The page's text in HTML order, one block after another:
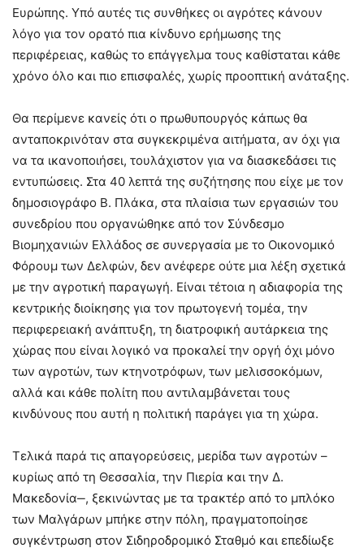
Ευρώπης. Υπό αυτές τις συνθήκες οι αγρότες κάνουν
λόγο για τον ορατό πια κίνδυνο ερήμωσης της
περιφέρειας, καθώς το επάγγελμα τους καθίσταται κάθε
χρόνο όλο και πιο επισφαλές, χωρίς προοπτική ανάταξης.
Θα περίμενε κανείς ότι ο πρωθυπουργός κάπως θα
ανταποκρινόταν στα συγκεκριμένα αιτήματα, αν όχι για
να τα ικανοποιήσει, τουλάχιστον για να διασκεδάσει τις
εντυπώσεις. Στα 40 λεπτά της συζήτησης που είχε με τον
δημοσιογράφο Β. Πλάκα, στα πλαίσια των εργασιών του
συνεδρίου που οργανώθηκε από τον Σύνδεσμο
Βιομηχανιών Ελλάδος σε συνεργασία με το Οικονομικό
Φόρουμ των Δελφών, δεν ανέφερε ούτε μια λέξη σχετικά
με την αγροτική παραγωγή. Είναι τέτοια η αδιαφορία της
κεντρικής διοίκησης για τον πρωτογενή τομέα, την
περιφερειακή ανάπτυξη, τη διατροφική αυτάρκεια της
χώρας που είναι λογικό να προκαλεί την οργή όχι μόνο
των αγροτών, των κτηνοτρόφων, των μελισσοκόμων,
αλλά και κάθε πολίτη που αντιλαμβάνεται τους
κινδύνους που αυτή η πολιτική παράγει για τη χώρα.
Τελικά παρά τις απαγορεύσεις, μερίδα των αγροτών –
κυρίως από τη Θεσσαλία, την Πιερία και την Δ.
Μακεδονία‒, ξεκινώντας με τα τρακτέρ από το μπλόκο
των Μαλγάρων μπήκε στην πόλη, πραγματοποίησε
συγκέντρωση στον Σιδηροδρομικό Σταθμό και επεδίωξε